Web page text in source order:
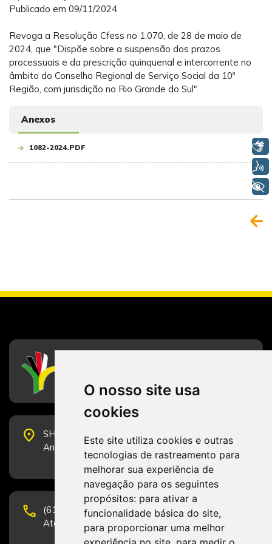
O nosso site usa
cookies
Este site utiliza cookies e outras
tecnologias de rastreamento para
melhorar sua experiência de
navegação para os seguintes
propósitos: para ativar a
funcionalidade básica do site,
para proporcionar uma melhor
Publicado em 09/11/2024
Revoga a Resolução Cfess no 1.070, de 28 de maio de
2024, que "Dispõe sobre a suspensão dos prazos
processuais e da prescrição quinquenal e intercorrente no
âmbito do Conselho Regional de Serviço Social da 10ª
Região, com jurisdição no Rio Grande do Sul"
Anexos
1082-2024.PDF
place
SHS Quadra 6, Bloco E, Complexo Brasil 21, 20º
Andar, Sala 2001 - CEP 70322-915 - Brasília/DF
phone
(61) 3223-1652 e (61) 98131-3801.
Atendimento por telefone em horário comercial
Voz